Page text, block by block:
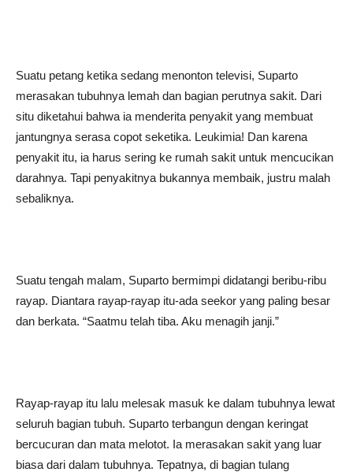
Suatu petang ketika sedang menonton televisi, Suparto
merasakan tubuhnya lemah dan bagian perutnya sakit. Dari
situ diketahui bahwa ia menderita penyakit yang membuat
jantungnya serasa copot seketika. Leukimia! Dan karena
penyakit itu, ia harus sering ke rumah sakit untuk mencucikan
darahnya. Tapi penyakitnya bukannya membaik, justru malah
sebaliknya.
Suatu tengah malam, Suparto bermimpi didatangi beribu-ribu
rayap. Diantara rayap-rayap itu-ada seekor yang paling besar
dan berkata. “Saatmu telah tiba. Aku menagih janji.”
Rayap-rayap itu lalu melesak masuk ke dalam tubuhnya lewat
seluruh bagian tubuh. Suparto terbangun dengan keringat
bercucuran dan mata melotot. Ia merasakan sakit yang luar
biasa dari dalam tubuhnya. Tepatnya, di bagian tulang